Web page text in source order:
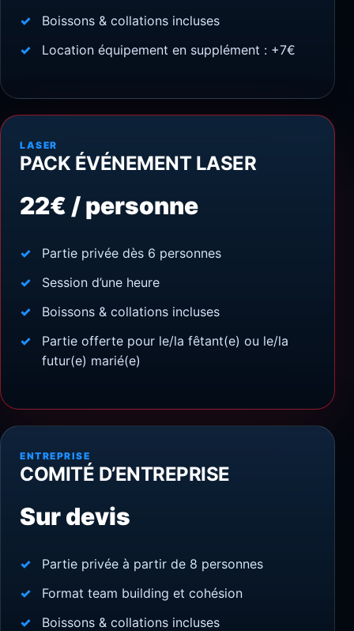
Boissons & collations incluses
Location équipement en supplément : +7€
LASER
PACK ÉVÉNEMENT LASER
22€ / personne
Partie privée dès 6 personnes
Session d’une heure
Boissons & collations incluses
Partie offerte pour le/la fêtant(e) ou le/la
futur(e) marié(e)
ENTREPRISE
COMITÉ D’ENTREPRISE
Sur devis
Partie privée à partir de 8 personnes
Format team building et cohésion
Boissons & collations incluses